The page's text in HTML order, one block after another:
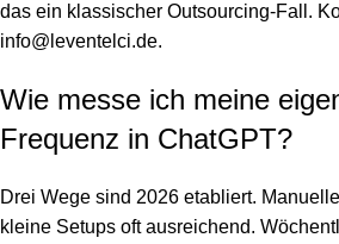
das ein klassischer Outsourcing-Fall.
info@leventelci.de.
Wie messe ich meine
Frequenz in ChatGPT?
Drei Wege sind 2026 etabliert.
kleine Setups oft ausreichend.